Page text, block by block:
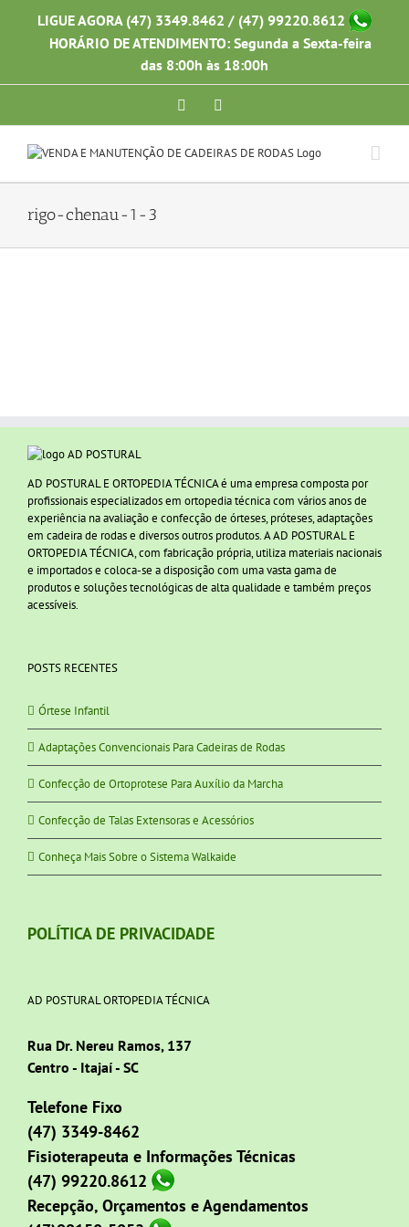
LIGUE AGORA (47) 3349.8462 / (47) 99220.8612
HORÁRIO DE ATENDIMENTO: Segunda a Sexta-feira
das 8:00h às 18:00h
Facebook
rigo-chenau-1-3
AD POSTURAL E ORTOPEDIA TÉCNICA é uma empresa composta por
profissionais especializados em ortopedia técnica com vários anos de
experiência na avaliação e confecção de órteses, próteses, adaptações
em cadeira de rodas e diversos outros produtos. A AD POSTURAL E
ORTOPEDIA TÉCNICA, com fabricação própria, utiliza materiais nacionais
e importados e coloca-se a disposição com uma vasta gama de
produtos e soluções tecnológicas de alta qualidade e também preços
acessíveis.
POSTS RECENTES
Órtese Infantil
Adaptações Convencionais Para Cadeiras de Rodas
Confecção de Ortoprotese Para Auxílio da Marcha
Confecção de Talas Extensoras e Acessórios
Conheça Mais Sobre o Sistema Walkaide
POLÍTICA DE PRIVACIDADE
AD POSTURAL ORTOPEDIA TÉCNICA
Rua Dr. Nereu Ramos, 137
Centro - Itajaí - SC
Telefone Fixo
(47) 3349-8462
Fisioterapeuta e Informações Técnicas
(47) 99220.8612
Recepção, Orçamentos e Agendamentos